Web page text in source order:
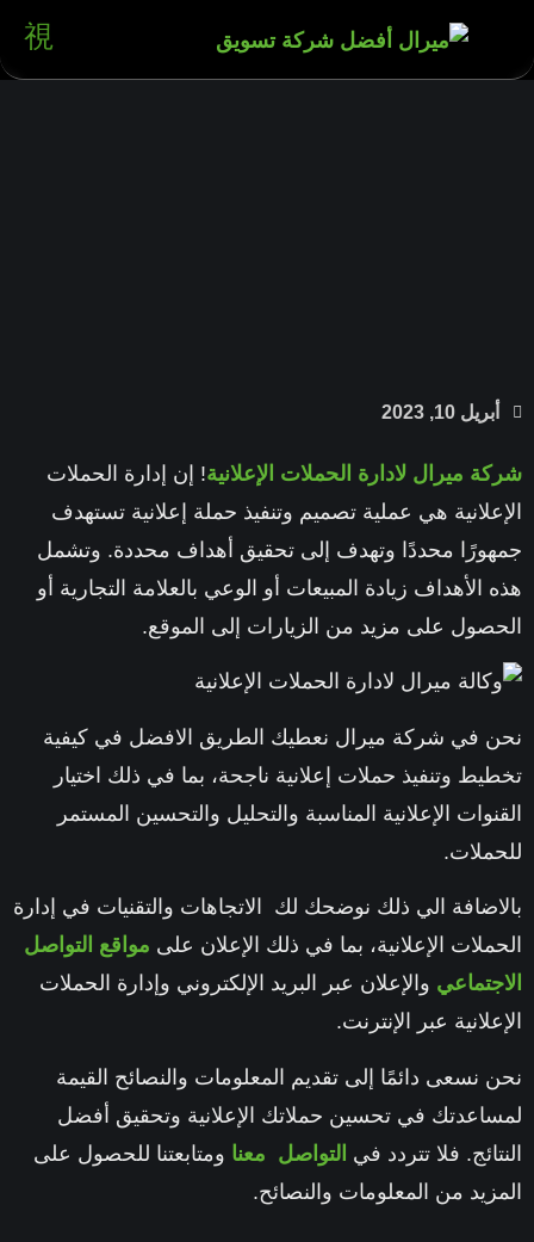
أبريل 10, 2023
شركة ميرال لادارة الحملات الإعلانية! إن إدارة الحملات
الإعلانية هي عملية تصميم وتنفيذ حملة إعلانية تستهدف
جمهورًا محددًا وتهدف إلى تحقيق أهداف محددة. وتشمل
هذه الأهداف زيادة المبيعات أو الوعي بالعلامة التجارية أو
الحصول على مزيد من الزيارات إلى الموقع.
نحن في شركة ميرال نعطيك الطريق الافضل في كيفية
تخطيط وتنفيذ حملات إعلانية ناجحة، بما في ذلك اختيار
القنوات الإعلانية المناسبة والتحليل والتحسين المستمر
للحملات.
بالاضافة الي ذلك نوضحك لك الاتجاهات والتقنيات في إدارة
الحملات الإعلانية، بما في ذلك الإعلان على مواقع التواصل
الاجتماعي والإعلان عبر البريد الإلكتروني وإدارة الحملات
الإعلانية عبر الإنترنت.
نحن نسعى دائمًا إلى تقديم المعلومات والنصائح القيمة
لمساعدتك في تحسين حملاتك الإعلانية وتحقيق أفضل
النتائج. فلا تتردد في التواصل معناومتابعتنا للحصول على
المزيد من المعلومات والنصائح.